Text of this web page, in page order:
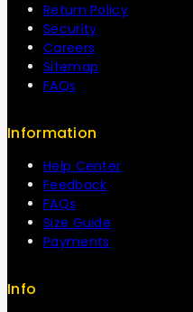
Return Policy
Security
Careers
Sitemap
FAQs
Information
Help Center
Feedback
FAQs
Size Guide
Payments
Info